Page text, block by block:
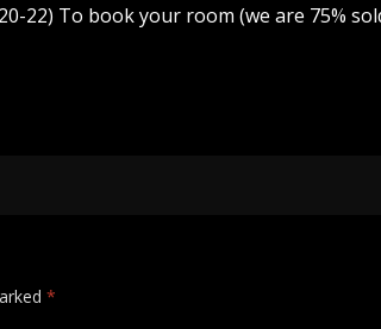
22) To book your room (we are 75%
*